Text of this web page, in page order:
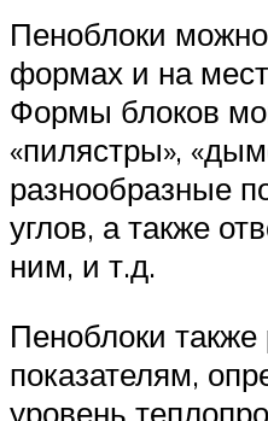
Пеноблоки можно
формах и на
Формы блоков
«пилястры»,
разнообразные
углов, а также
ним, и т.д.
Пеноблоки
показателям,
уровень